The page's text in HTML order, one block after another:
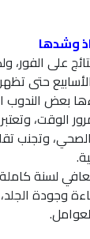
وشدها
على الفور،
حتى تظهر
بعض
الوقت، وتعتبر
الصحي، وتجنب
لسنة
وجودة